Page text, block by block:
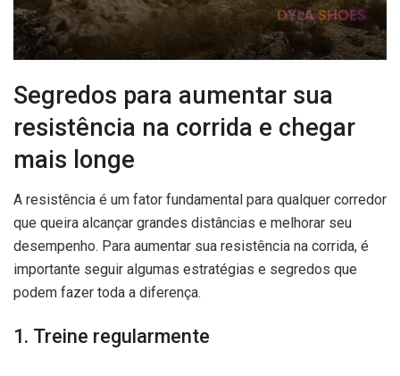
Segredos para aumentar sua
resistência na corrida e chegar
mais longe
A resistência é um fator fundamental para qualquer corredor
que queira alcançar grandes distâncias e melhorar seu
desempenho. Para aumentar sua resistência na corrida, é
importante seguir algumas estratégias e segredos que
podem fazer toda a diferença.
1. Treine regularmente